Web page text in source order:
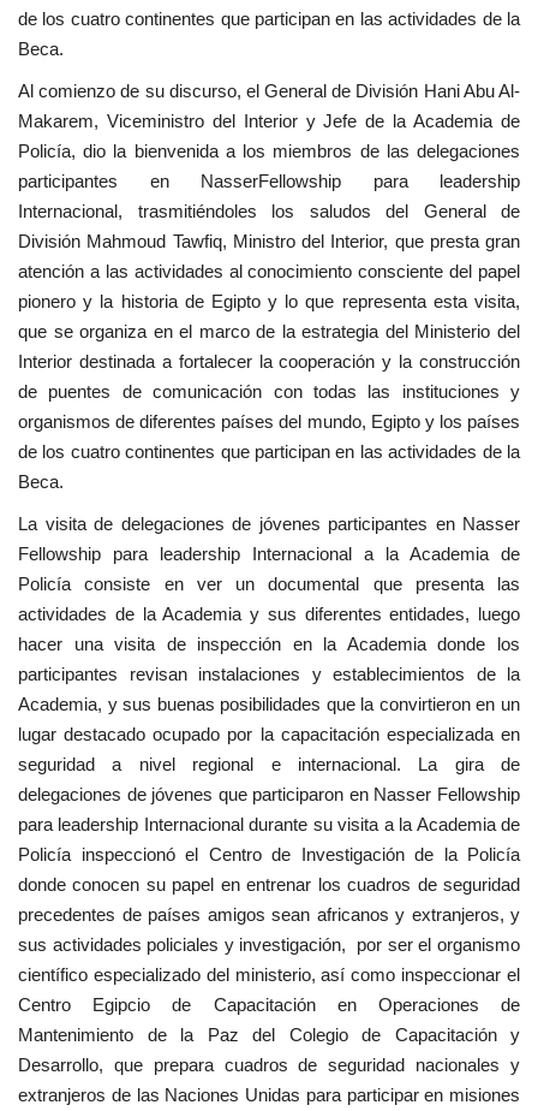
English Swahili español
de los cuatro continentes que participan en las actividades de la
Beca.
Al comienzo de su discurso, el General de División Hani Abu Al-
Makarem, Viceministro del Interior y Jefe de la Academia de
Policía, dio la bienvenida a los miembros de las delegaciones
participantes en NasserFellowship para leadership
Internacional, trasmitiéndoles los saludos del General de
División Mahmoud Tawfiq, Ministro del Interior, que presta gran
atención a las actividades al conocimiento consciente del papel
pionero y la historia de Egipto y lo que representa esta visita,
que se organiza en el marco de la estrategia del Ministerio del
Interior destinada a fortalecer la cooperación y la construcción
de puentes de comunicación con todas las instituciones y
organismos de diferentes países del mundo, Egipto y los países
de los cuatro continentes que participan en las actividades de la
Beca.
La visita de delegaciones de jóvenes participantes en Nasser
Fellowship para leadership Internacional a la Academia de
Policía consiste en ver un documental que presenta las
actividades de la Academia y sus diferentes entidades, luego
hacer una visita de inspección en la Academia donde los
participantes revisan instalaciones y establecimientos de la
Academia, y sus buenas posibilidades que la convirtieron en un
lugar destacado ocupado por la capacitación especializada en
seguridad a nivel regional e internacional. La gira de
delegaciones de jóvenes que participaron en Nasser Fellowship
para leadership Internacional durante su visita a la Academia de
Policía inspeccionó el Centro de Investigación de la Policía
donde conocen su papel en entrenar los cuadros de seguridad
precedentes de países amigos sean africanos y extranjeros, y
sus actividades policiales y investigación, por ser el organismo
científico especializado del ministerio, así como inspeccionar el
Centro Egipcio de Capacitación en Operaciones de
Mantenimiento de la Paz del Colegio de Capacitación y
Desarrollo, que prepara cuadros de seguridad nacionales y
extranjeros de las Naciones Unidas para participar en misiones